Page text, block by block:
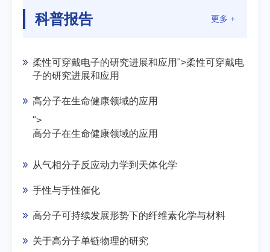
科普报告 更多 +
柔性可穿戴电子的研究进展和应用">柔性可穿戴电
子的研究进展和应用
高分子在生命健康领域的应用
">
高分子在生命健康领域的应用
从气相分子反应动力学到天体化学
手性与手性催化
高分子可持续发展形势下的纤维素化学与材料
关于高分子单链物理的研究